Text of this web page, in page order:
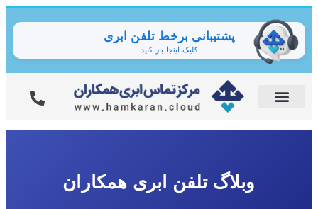
پشتیبانی برخط تلفن ابری
کلیک اینجا باز کنید
وبلاگ تلفن ابری همکاران